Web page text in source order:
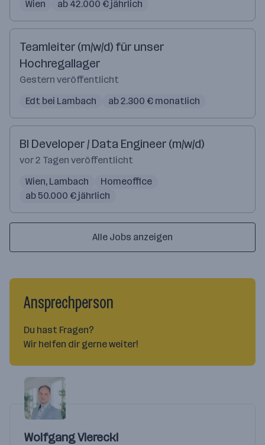
Wien
ab 42.000 € jährlich
Teamleiter (m/w/d) für unser
Hochregallager
Gestern veröffentlicht
Edt bei Lambach
ab 2.300 € monatlich
BI Developer / Data Engineer (m/w/d)
vor 2 Tagen veröffentlicht
Wien, Lambach
Homeoffice
ab 50.000 € jährlich
Alle Jobs anzeigen
Ansprechperson
Du hast Fragen?
Wir helfen dir gerne weiter!
Wolfgang Viereckl